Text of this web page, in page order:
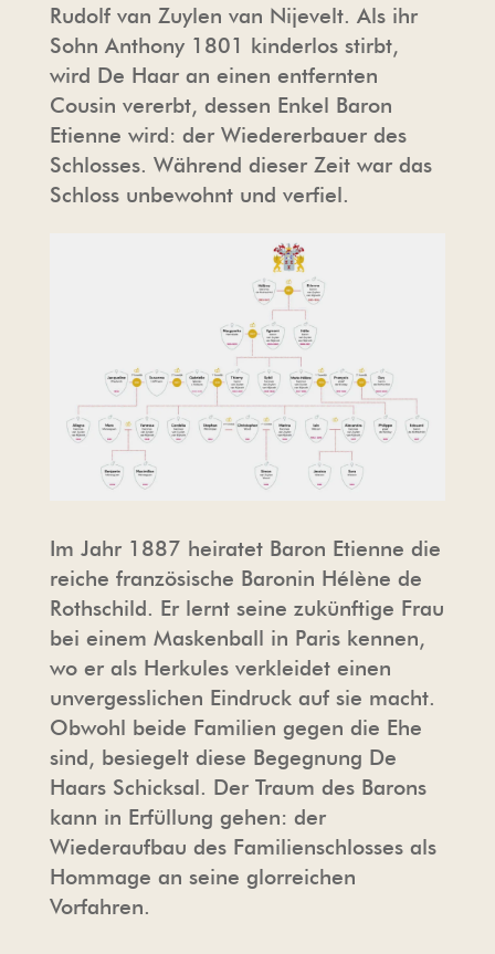
Rudolf van Zuylen van Nijevelt. Als ihr
Sohn Anthony 1801 kinderlos stirbt,
wird De Haar an einen entfernten
Cousin vererbt, dessen Enkel Baron
Etienne wird: der Wiedererbauer des
Schlosses. Während dieser Zeit war das
Schloss unbewohnt und verfiel.
Im Jahr 1887 heiratet Baron Etienne die
reiche französische Baronin Hélène de
Rothschild. Er lernt seine zukünftige Frau
bei einem Maskenball in Paris kennen,
wo er als Herkules verkleidet einen
unvergesslichen Eindruck auf sie macht.
Obwohl beide Familien gegen die Ehe
sind, besiegelt diese Begegnung De
Haars Schicksal. Der Traum des Barons
kann in Erfüllung gehen: der
Wiederaufbau des Familienschlosses als
Hommage an seine glorreichen
Vorfahren.